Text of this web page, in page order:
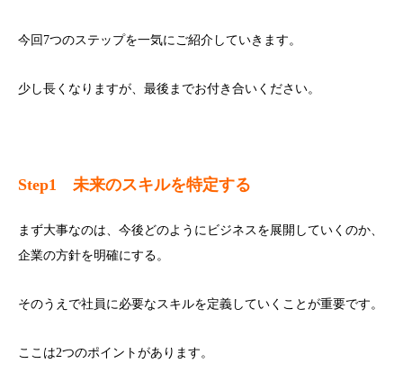
今回7つのステップを一気にご紹介していきます。
少し長くなりますが、最後までお付き合いください。
Step1 未来のスキルを特定する
まず大事なのは、今後どのようにビジネスを展開していくのか、
企業の方針を明確にする。
そのうえで社員に必要なスキルを定義していくことが重要です。
ここは2つのポイントがあります。